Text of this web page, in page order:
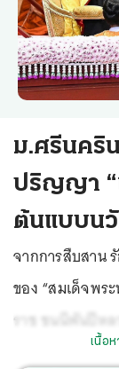
ม.ศรีนคริ
ปริญญา “
ต้นแบบน
จากการสืบสาน
ของ “สมเด็จพร
ราช ชนนีพันปีห
มรดกคู่แผ่นดิน
เนื้อ